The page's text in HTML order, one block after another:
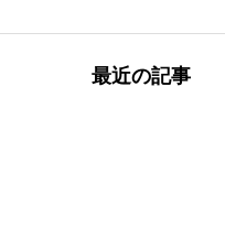
最近の記事